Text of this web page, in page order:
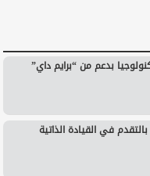
بدعم من “برايم داي”
في القيادة الذاتية